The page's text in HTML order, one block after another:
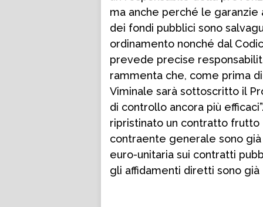
ma anche perché le
dei fondi pubblici sono
ordinamento nonché dal
prevede precise
rammenta che, come prima
Viminale sarà sottoscritto il
di controllo ancora più
ripristinato un contratto frutto
contraente generale sono
euro-unitaria sui contratti
gli affidamenti diretti sono già